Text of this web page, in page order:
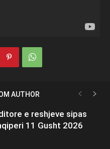
AUTHOR
e reshjeve sipas
11 Gusht 2026